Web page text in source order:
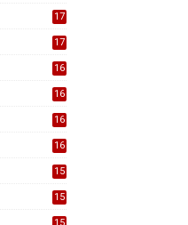
17
17
16
16
16
16
15
15